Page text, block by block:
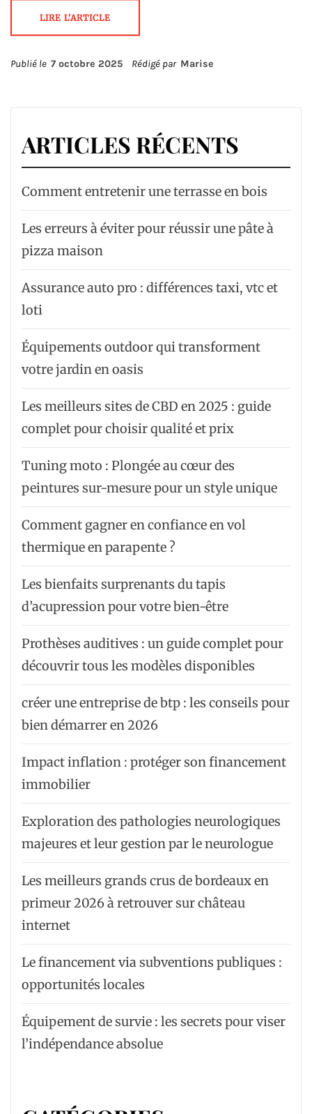
LIRE L'ARTICLE
Publié le 7 octobre 2025 Rédigé par Marise
ARTICLES RÉCENTS
Comment entretenir une terrasse en bois
Les erreurs à éviter pour réussir une pâte à
pizza maison
Assurance auto pro : différences taxi, vtc et
loti
Équipements outdoor qui transforment
votre jardin en oasis
Les meilleurs sites de CBD en 2025 : guide
complet pour choisir qualité et prix
Tuning moto : Plongée au cœur des
peintures sur-mesure pour un style unique
Comment gagner en confiance en vol
thermique en parapente ?
Les bienfaits surprenants du tapis
d’acupression pour votre bien-être
Prothèses auditives : un guide complet pour
découvrir tous les modèles disponibles
créer une entreprise de btp : les conseils pour
bien démarrer en 2026
Impact inflation : protéger son financement
immobilier
Exploration des pathologies neurologiques
majeures et leur gestion par le neurologue
Les meilleurs grands crus de bordeaux en
primeur 2026 à retrouver sur château
internet
Le financement via subventions publiques :
opportunités locales
Équipement de survie : les secrets pour viser
l’indépendance absolue